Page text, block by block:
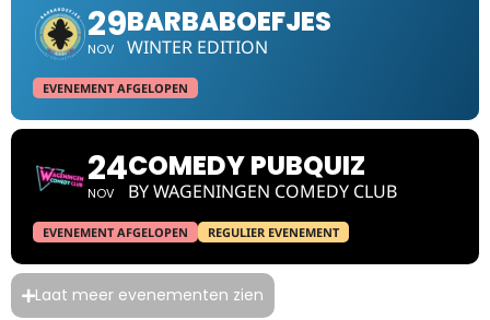
29
NOV
BARBABOEFJES
WINTER EDITION
EVENEMENT AFGELOPEN
24
NOV
COMEDY PUBQUIZ
BY WAGENINGEN COMEDY CLUB
EVENEMENT AFGELOPEN REGULIER EVENEMENT
Laat meer evenementen zien